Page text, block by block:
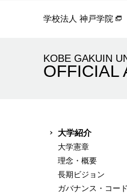
学校法人 神戸学院
KOBE GAKUIN
OFFICIAL
大学紹介
大学憲章
理念・概要
長期ビジョン
ガバナンス・コード